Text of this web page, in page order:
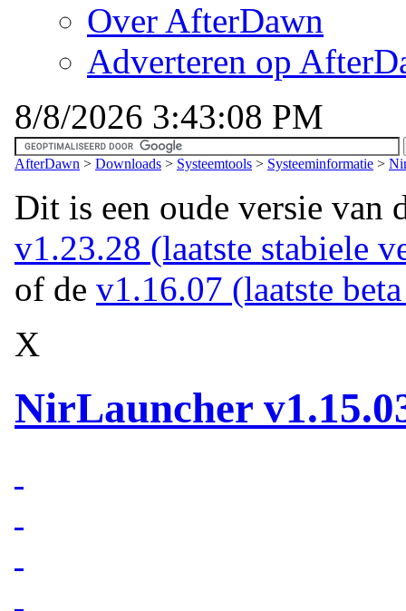
Over AfterDawn
Adverteren op
8/8/2026 3:43:08 PM
AfterDawn > Downloads > Systeemtools > Systeeminformatie >
Dit is een oude versie van
v1.23.28 (laatste stabiele
of de v1.16.07 (laatste
X
NirLauncher